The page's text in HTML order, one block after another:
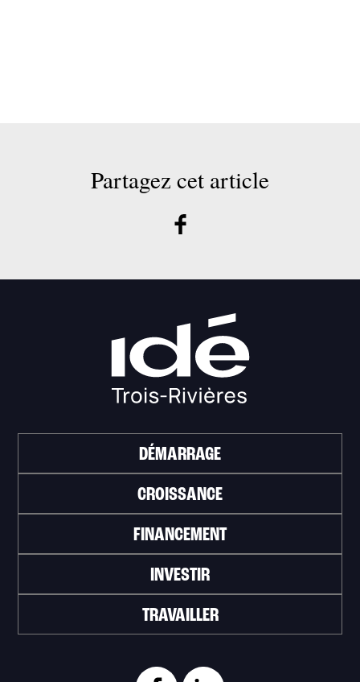
Partagez cet article
DÉMARRAGE
CROISSANCE
FINANCEMENT
INVESTIR
TRAVAILLER